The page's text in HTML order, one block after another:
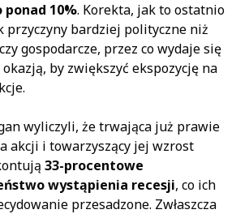
ponad 10%. Korekta, jak to ostatnio
przyczyny bardziej polityczne niż
gospodarcze, przez co wydaje się
by zwiększyć ekspozycję na
wyliczyli, że trwająca już prawie
akcji i towarzyszący jej wzrost
33-procentowe
wystąpienia recesji, co ich
przesadzone. Zwłaszcza